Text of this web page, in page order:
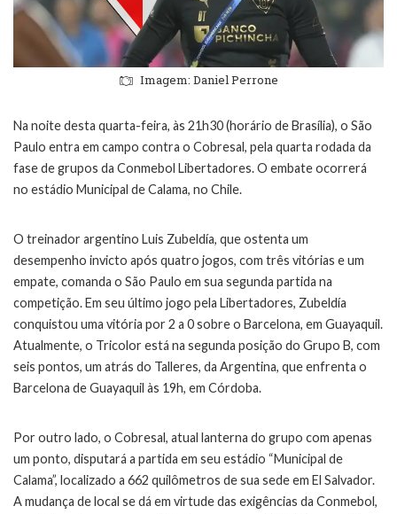
Imagem: Daniel Perrone
Na noite desta quarta-feira, às 21h30 (horário de Brasília), o São
Paulo entra em campo contra o Cobresal, pela quarta rodada da
fase de grupos da Conmebol Libertadores. O embate ocorrerá
no estádio Municipal de Calama, no Chile.
O treinador argentino Luis Zubeldía, que ostenta um
desempenho invicto após quatro jogos, com três vitórias e um
empate, comanda o São Paulo em sua segunda partida na
competição. Em seu último jogo pela Libertadores, Zubeldía
conquistou uma vitória por 2 a 0 sobre o Barcelona, em Guayaquil.
Atualmente, o Tricolor está na segunda posição do Grupo B, com
seis pontos, um atrás do Talleres, da Argentina, que enfrenta o
Barcelona de Guayaquil às 19h, em Córdoba.
Por outro lado, o Cobresal, atual lanterna do grupo com apenas
um ponto, disputará a partida em seu estádio “Municipal de
Calama”, localizado a 662 quilômetros de sua sede em El Salvador.
A mudança de local se dá em virtude das exigências da Conmebol,